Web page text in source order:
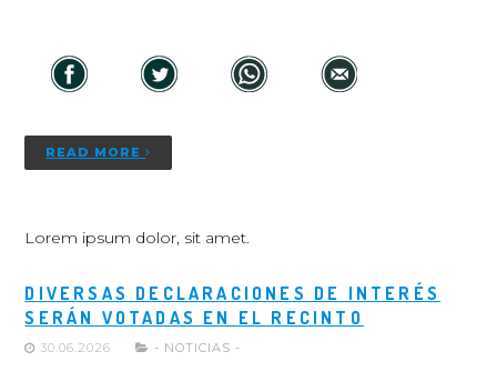
READ MORE
Lorem ipsum dolor, sit amet.
DIVERSAS DECLARACIONES DE INTERÉS
SERÁN VOTADAS EN EL RECINTO
30.06.2026 - NOTICIAS -